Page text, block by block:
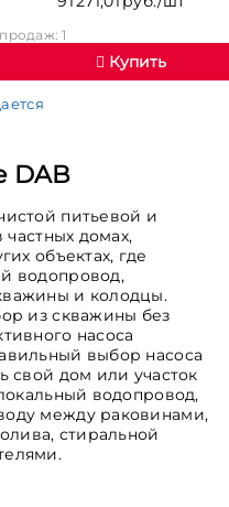
1
Купить
DAB
питьевой и
частных домах,
объектах, где
водопровод,
и колодцы.
из скважины без
насоса
выбор насоса
свой дом или участок
водопровод,
между раковинами,
стиральной